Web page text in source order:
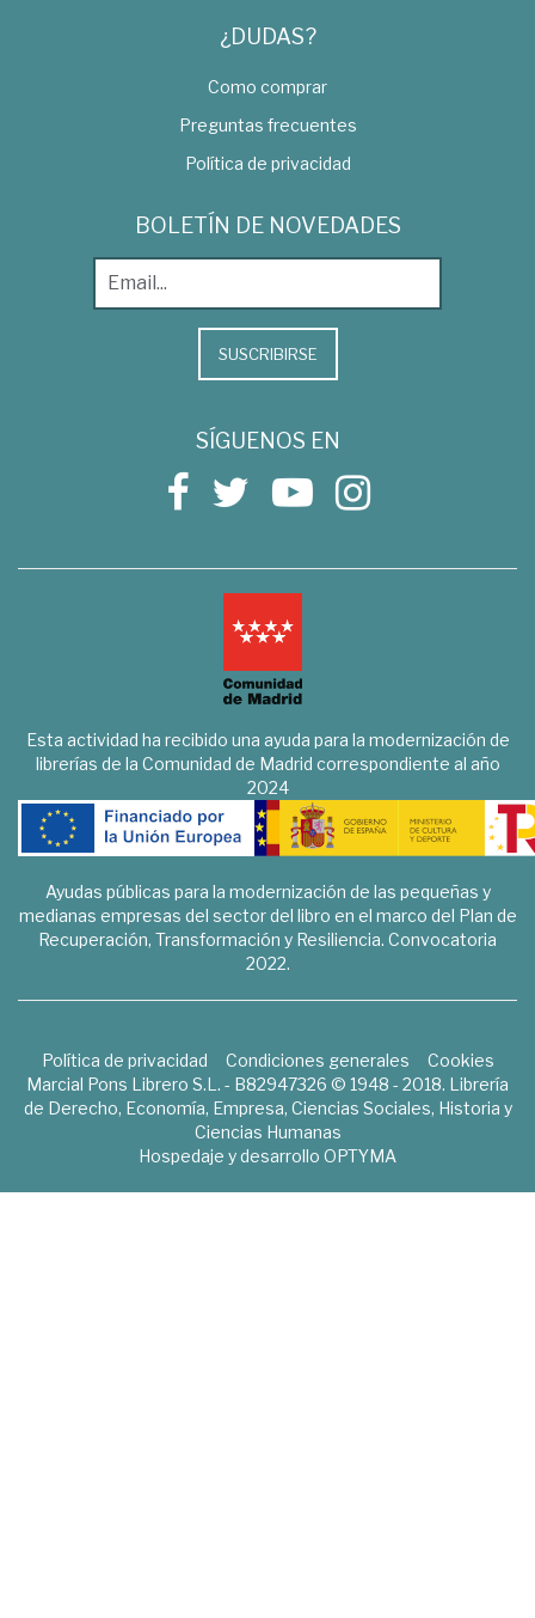
¿DUDAS?
Como comprar
Preguntas frecuentes
Política de privacidad
BOLETÍN DE NOVEDADES
SUSCRIBIRSE
SÍGUENOS EN
Esta actividad ha recibido una ayuda para la modernización de
librerías de la Comunidad de Madrid correspondiente al año
2024
Ayudas públicas para la modernización de las pequeñas y
medianas empresas del sector del libro en el marco del Plan de
Recuperación, Transformación y Resiliencia. Convocatoria
2022.
Política de privacidad Condiciones generales
Cookies
Marcial Pons Librero S.L. - B82947326 © 1948 - 2018. Librería
de Derecho, Economía, Empresa, Ciencias Sociales, Historia y
Ciencias Humanas
Hospedaje y desarrollo OPTYMA